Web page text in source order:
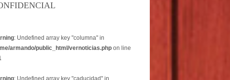
: Undefined array key "columna" in
armando/public_html/vernoticias.php on line